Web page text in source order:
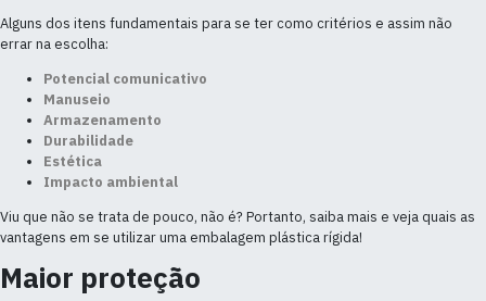
Alguns dos itens fundamentais para se ter como critérios e assim não
errar na escolha:
Potencial comunicativo
Manuseio
Armazenamento
Durabilidade
Estética
Impacto ambiental
Viu que não se trata de pouco, não é? Portanto, saiba mais e veja quais as
vantagens em se utilizar uma embalagem plástica rígida!
Maior proteção